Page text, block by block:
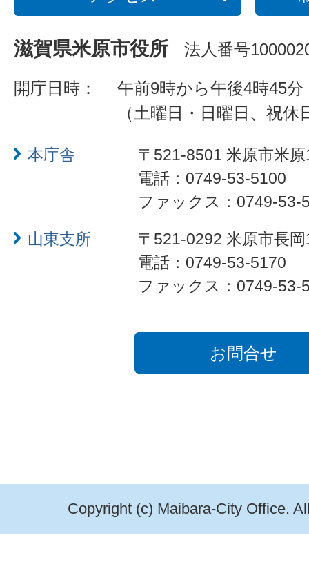
滋賀県米原市役所 法人番号
開庁日時：
午前9時から午後4時45分
（土曜日・日曜日、祝
本庁舎
〒521-8501 米原市米
電話：0749-53-5100
ファックス：0749-53-
山東支所
〒521-0292 米原市長
電話：0749-53-5170
ファックス：0749-53-
お問合せ
Copyright (c) Maibara-City Office.